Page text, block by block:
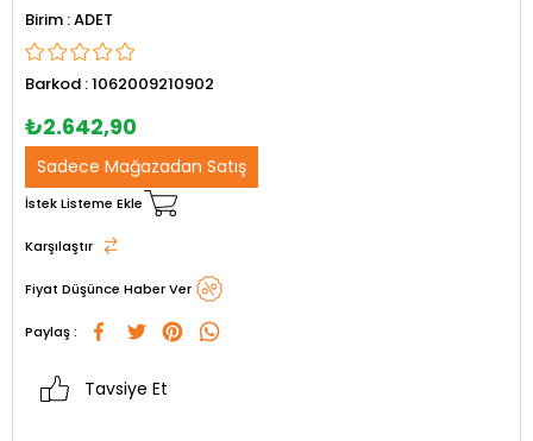
ADET
Barkod :1062009210902
₺2.642,90
Sadece Mağazadan Satış
İstek Listeme Ekle
Karşılaştır
Fiyat Düşünce Haber Ver
Paylaş :
Tavsiye Et